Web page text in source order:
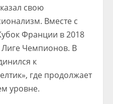
свою
Вместе с
Франции в 2018
Лиге Чемпионов. В
к
где продолжает
уровне.